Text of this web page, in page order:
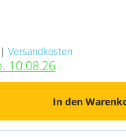
Versandkosten
10.08.26
In den